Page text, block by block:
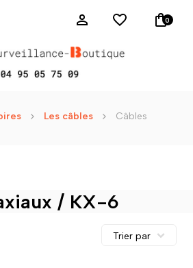
0
Les câbles
Câbles
/ KX-6